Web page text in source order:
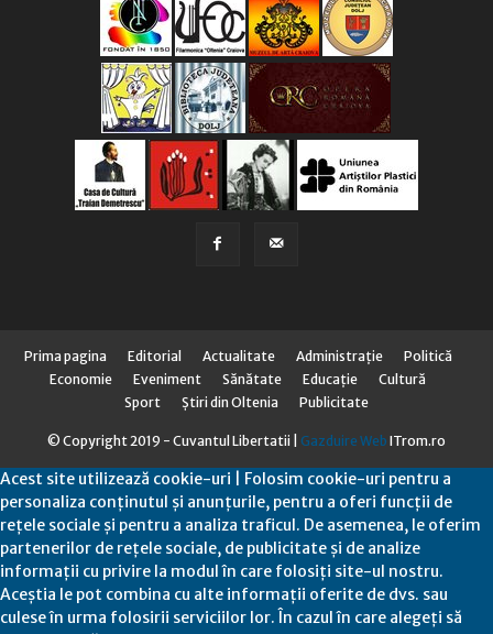
Prima pagina Editorial Actualitate Administraţie
Politică
Economie
Eveniment Sănătate Educaţie
Cultură
Sport
Știri din Oltenia Publicitate
© Copyright 2019 - Cuvantul Libertatii | Gazduire Web ITrom.ro
Acest site utilizează cookie-uri | Folosim cookie-uri pentru a
personaliza conținutul și anunțurile, pentru a oferi funcții de
rețele sociale și pentru a analiza traficul. De asemenea, le oferim
partenerilor de rețele sociale, de publicitate și de analize
informații cu privire la modul în care folosiți site-ul nostru.
Aceștia le pot combina cu alte informații oferite de dvs. sau
culese în urma folosirii serviciilor lor. În cazul în care alegeți să